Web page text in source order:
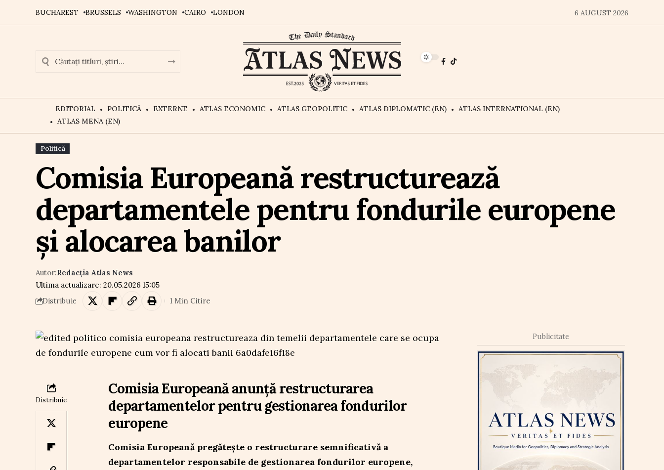
BUCHAREST BRUSSELS WASHINGTON CAIRO LONDON 6 AUGUST 2026
EDITORIAL POLITICĂ EXTERNE ATLAS ECONOMIC ATLAS GEOPOLITIC ATLAS DIPLOMATIC (EN)
ATLAS INTERNATIONAL (EN)
ATLAS MENA (EN)
Politică
Comisia Europeană restructurează
departamentele pentru fondurile europene
și alocarea banilor
Ultima actualizare: 20.05.2026 15:05
Autor:Redacția Atlas News
Distribuie 1 Min Citire
Distribuie
Comisia Europeană anunță restructurarea
departamentelor pentru gestionarea fondurilor
europene
Comisia Europeană pregătește o restructurare semnificativă a
departamentelor responsabile de gestionarea fondurilor europene,
Publicitate